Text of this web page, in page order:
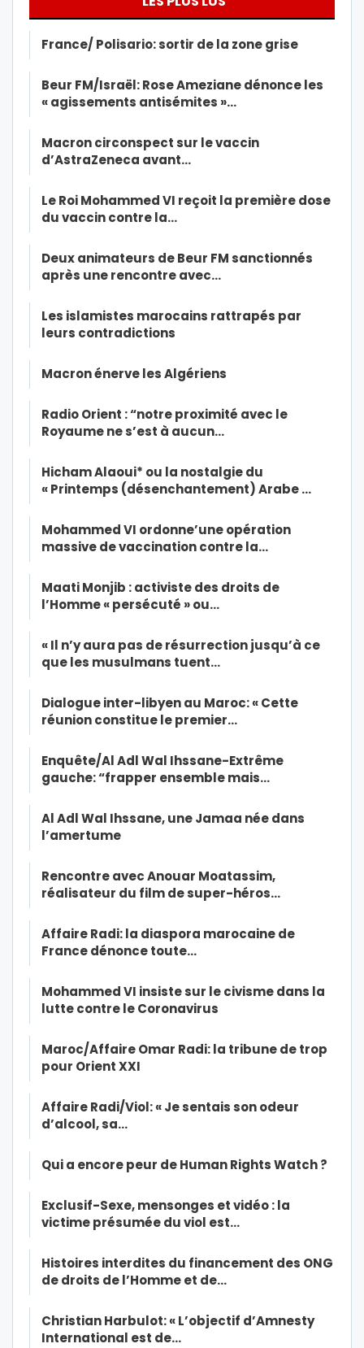
France/ Polisario: sortir de la zone grise
Beur FM/Israël: Rose Ameziane dénonce les
« agissements antisémites »…
Macron circonspect sur le vaccin
d’AstraZeneca avant…
Le Roi Mohammed VI reçoit la première dose
du vaccin contre la…
Deux animateurs de Beur FM sanctionnés
après une rencontre avec…
Les islamistes marocains rattrapés par
leurs contradictions
Macron énerve les Algériens
Radio Orient : “notre proximité avec le
Royaume ne s’est à aucun…
Hicham Alaoui* ou la nostalgie du
« Printemps (désenchantement) Arabe …
Mohammed VI ordonne’une opération
massive de vaccination contre la…
Maati Monjib : activiste des droits de
l’Homme « persécuté » ou…
« Il n’y aura pas de résurrection jusqu’à ce
que les musulmans tuent…
Dialogue inter-libyen au Maroc: « Cette
réunion constitue le premier…
Enquête/Al Adl Wal Ihssane-Extrême
gauche: “frapper ensemble mais…
Al Adl Wal Ihssane, une Jamaa née dans
l’amertume
Rencontre avec Anouar Moatassim,
réalisateur du film de super-héros…
Affaire Radi: la diaspora marocaine de
France dénonce toute…
Mohammed VI insiste sur le civisme dans la
lutte contre le Coronavirus
Maroc/Affaire Omar Radi: la tribune de trop
pour Orient XXI
Affaire Radi/Viol: « Je sentais son odeur
d’alcool, sa…
Qui a encore peur de Human Rights Watch ?
Exclusif-Sexe, mensonges et vidéo : la
victime présumée du viol est…
Histoires interdites du financement des ONG
de droits de l’Homme et de…
Christian Harbulot: « L’objectif d’Amnesty
International est de…